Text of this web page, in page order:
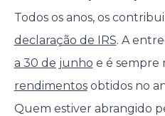
Todos os anos, os
declaração de IRS. A
a 30 de junho e é sempre
rendimentosobtidos no
Quem estiver abrangido